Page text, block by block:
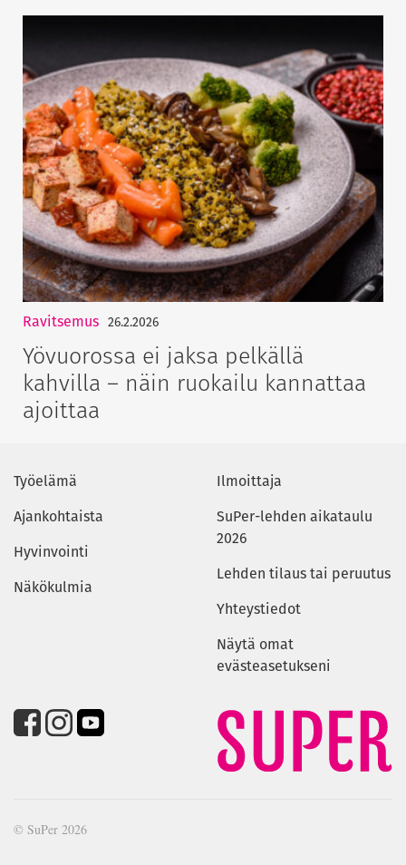
Ravitsemus 26.2.2026
Yövuorossa ei jaksa pelkällä
kahvilla – näin ruokailu kannattaa
ajoittaa
Työelämä
Ajankohtaista
Hyvinvointi
Näkökulmia
Ilmoittaja
SuPer-lehden aikataulu
2026
Lehden tilaus tai peruutus
Yhteystiedot
Näytä omat
evästeasetukseni
© SuPer 2026